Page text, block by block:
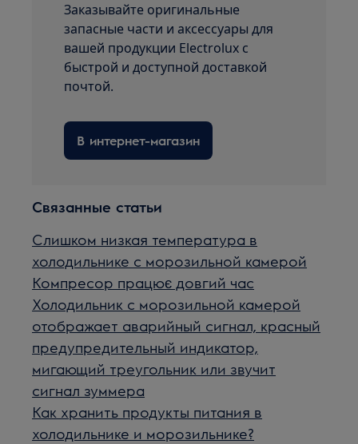
Заказывайте оригинальные
запасные части и аксессуары для
вашей продукции Electrolux с
быстрой и доступной доставкой
почтой.
В интернет-магазин
Связанные статьи
Слишком низкая температура в
холодильнике с морозильной камерой
Компресор працює довгий час
Холодильник с морозильной камерой
отображает аварийный сигнал, красный
предупредительный индикатор,
мигающий треугольник или звучит
сигнал зуммера
Как хранить продукты питания в
холодильнике и морозильнике?